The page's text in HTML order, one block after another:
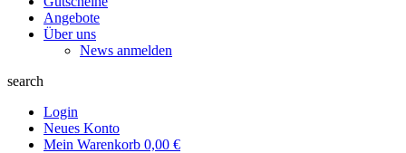
Angebote
Über uns
News anmelden
search
Login
Neues Konto
Mein Warenkorb 0,00 €